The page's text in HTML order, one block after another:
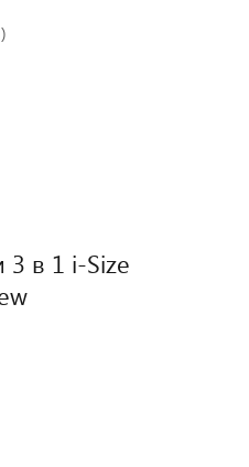
3 в 1 i-Size